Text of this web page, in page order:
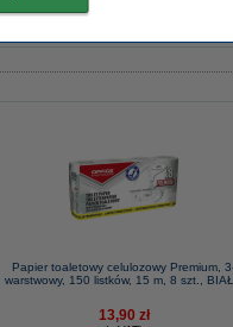
Papier toaletowy celulozowy Premium,
warstwowy, 150 listków, 15 m, 8 szt.,
13,90 zł